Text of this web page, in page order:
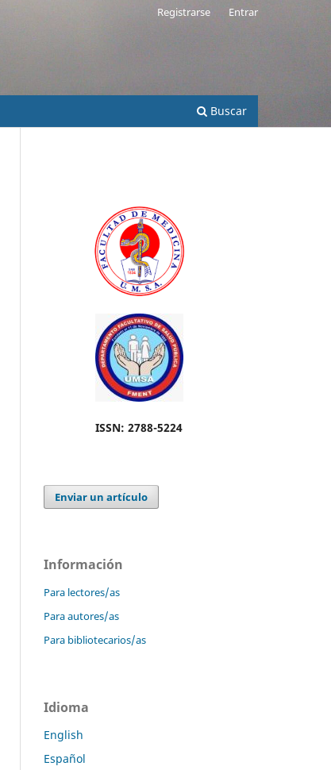
Buscar
Registrarse Entrar
ISSN: 2788-5224
Enviar un artículo
Información
Para lectores/as
Para autores/as
Para bibliotecarios/as
Idioma
English
Español